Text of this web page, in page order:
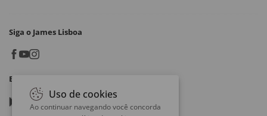
Siga o James Lisboa
Baixe o App
Google play
Uso de cookies
Ao continuar navegando você concorda